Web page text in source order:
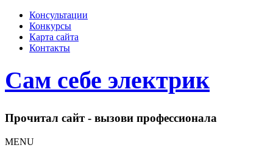
Консультации
Конкурсы
Карта сайта
Контакты
Сам себе электрик
Прочитал сайт - вызови профессионала
MENU